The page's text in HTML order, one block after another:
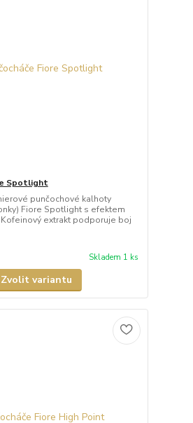
Spotlight
punčochové kalhoty
Fiore Spotlight s efektem
extrakt podporuje boj
Skladem 1 ks
Zvolit variantu